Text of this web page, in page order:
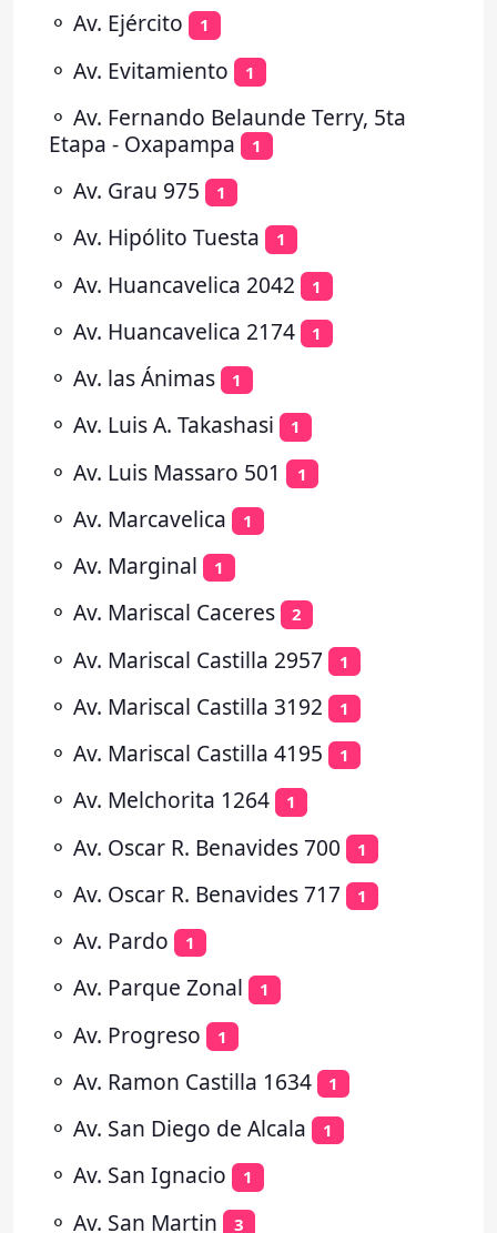
⚬ Av. Ejército 1
⚬ Av. Evitamiento 1
⚬ Av. Fernando Belaunde Terry, 5ta
Etapa - Oxapampa
1
⚬ Av. Grau 975 1
⚬ Av. Hipólito Tuesta 1
⚬ Av. Huancavelica 2042 1
⚬ Av. Huancavelica 2174 1
⚬ Av. las Ánimas 1
⚬ Av. Luis A. Takashasi 1
⚬ Av. Luis Massaro 501 1
⚬ Av. Marcavelica 1
⚬ Av. Marginal 1
⚬ Av. Mariscal Caceres 2
⚬ Av. Mariscal Castilla 2957 1
⚬ Av. Mariscal Castilla 3192 1
⚬ Av. Mariscal Castilla 4195 1
⚬ Av. Melchorita 1264 1
⚬ Av. Oscar R. Benavides 700 1
⚬ Av. Oscar R. Benavides 717 1
⚬ Av. Pardo 1
⚬ Av. Parque Zonal 1
⚬ Av. Progreso 1
⚬ Av. Ramon Castilla 1634 1
⚬ Av. San Diego de Alcala 1
⚬ Av. San Ignacio 1
⚬ Av. San Martin 3